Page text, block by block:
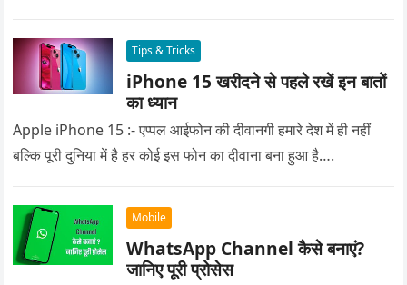
Tips & Tricks
iPhone 15 खरीदने से पहले रखें इन बातों
का ध्यान
Apple iPhone 15 :- एप्पल आईफोन की दीवानगी हमारे देश में ही नहीं
बल्कि पूरी दुनिया में है हर कोई इस फोन का दीवाना बना हुआ है….
Mobile
WhatsApp Channel कैसे बनाएं?
जानिए पूरी प्रोसेस